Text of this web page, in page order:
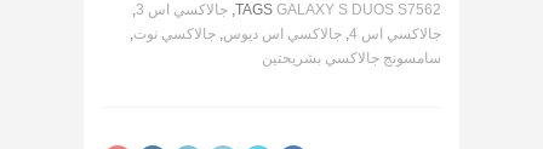
TAGS GALAXY S DUOS S7562
, جالاكسي اس 3
,
جالاكسي اس 4
, جالاكسي اس ديوس, جالاكسي نوت,
سامسونج جالاكسي بشريحتين